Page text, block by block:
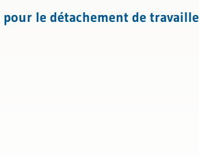
le détachement de